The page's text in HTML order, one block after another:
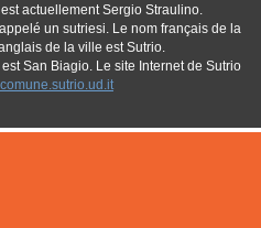
actuellement Sergio Straulino.
un sutriesi. Le nom français de la
de la ville est Sutrio.
San Biagio. Le site Internet de Sutrio